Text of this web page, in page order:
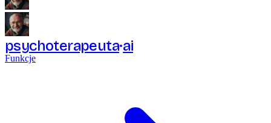
psychoterapeuta ai
Funkcje